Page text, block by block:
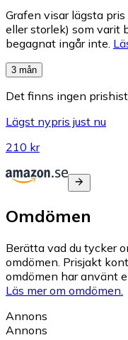
Grafen visar lägsta
eller storlek) som varit
begagnat ingår inte.
3 mån
Det finns ingen
Lägst nypris just nu
210 kr
Omdömen
Berätta vad du tycker
omdömen. Prisjakt
omdömen har använt
Läs mer om omdömen.
Annons
Annons